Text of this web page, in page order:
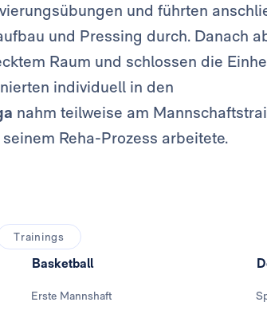
und führten
und Pressing durch. Danach
Raum und schlossen die
individuell in den
nahm teilweise am
Reha-Prozess arbeitete.
Trainings
Basketball
Erste Mannshaft